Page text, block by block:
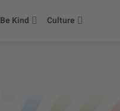
Be Kind Culture